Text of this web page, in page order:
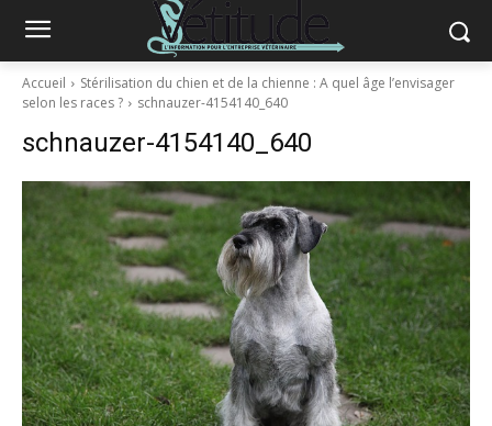
Accueil
Stérilisation du chien et de la chienne : A quel âge l’envisager
selon les races ?
schnauzer-4154140_640
schnauzer-4154140_640